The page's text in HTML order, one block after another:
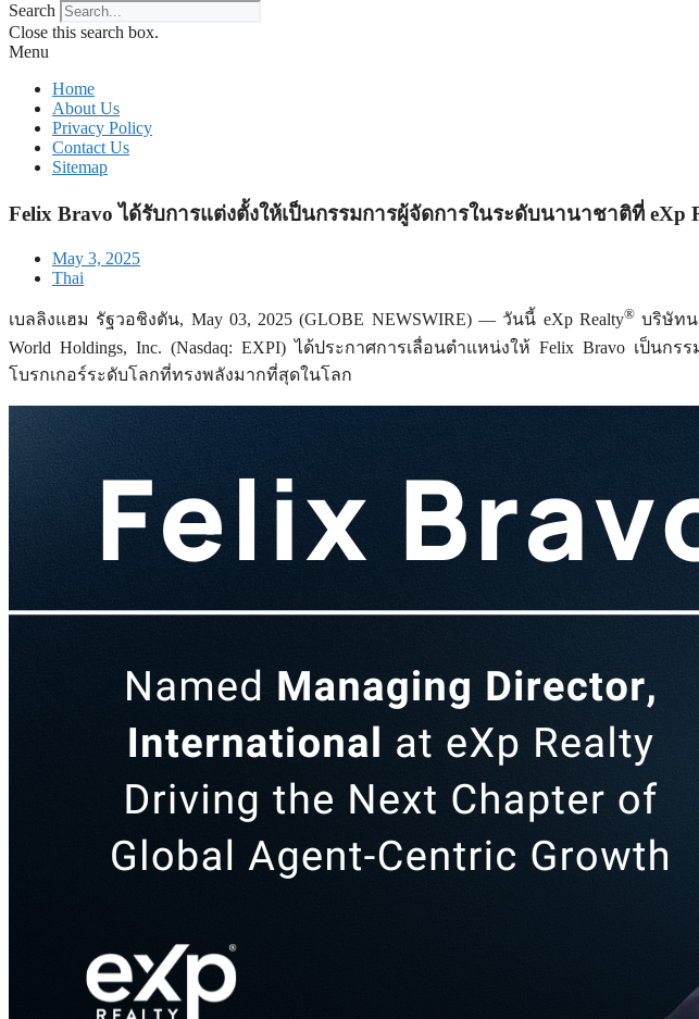
Search
Close this search box.
Menu
Home
About Us
Privacy Policy
Contact Us
Sitemap
Felix Bravo ได้รับการแต่งตั้งให้เป็นกรรมการผู้จัดการในระดับนานาชาติที่ eXp
May 3, 2025
Thai
เบลลิงแฮม รัฐวอชิงตัน, May 03, 2025 (GLOBE NEWSWIRE) — วันนี้ eXp Realty®บริษัทน
World Holdings, Inc. (Nasdaq: EXPI) ได้ประกาศการเลื่อนตำแหน่งให้ Felix Bravo เป็น
โบรกเกอร์ระดับโลกที่ทรงพลังมากที่สุดในโลก